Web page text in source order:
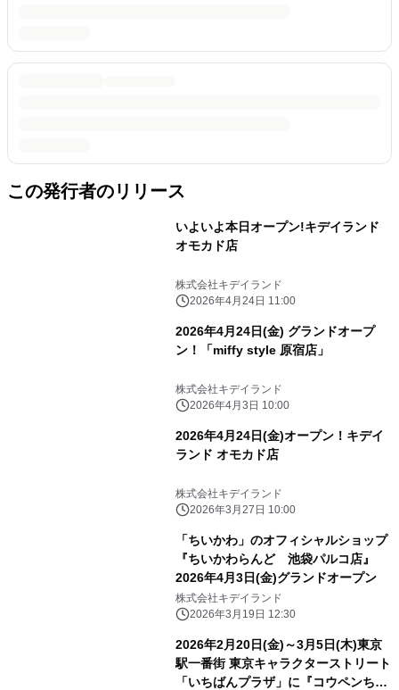
この発行者のリリース
いよいよ本日オープン!キデイランド
オモカド店
株式会社キデイランド
2026年4月24日 11:00
2026年4月24日(金) グランドオープ
ン！「miffy style 原宿店」
株式会社キデイランド
2026年4月3日 10:00
2026年4月24日(金)オープン！キデイ
ランド オモカド店
株式会社キデイランド
2026年3月27日 10:00
「ちいかわ」のオフィシャルショップ
『ちいかわらんど 池袋パルコ店』
2026年4月3日(金)グランドオープン
株式会社キデイランド
2026年3月19日 12:30
2026年2月20日(金)～3月5日(木)東京
駅一番街 東京キャラクターストリート
「いちばんプラザ」に『コウペンちゃ